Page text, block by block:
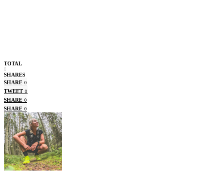
TOTAL
0
SHARES
SHARE 0
TWEET 0
SHARE 0
SHARE 0